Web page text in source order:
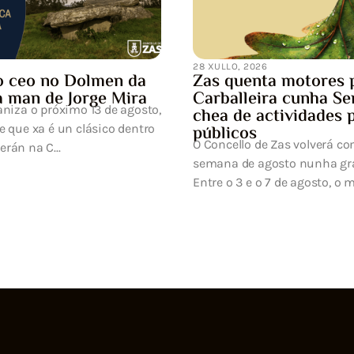
para a
Semana Cultural
para todos os
converter a primeira